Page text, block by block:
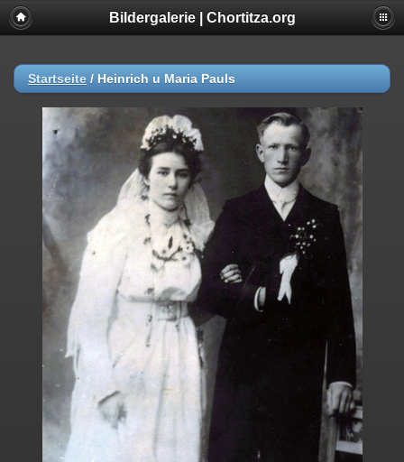
Bildergalerie | Chortitza.org
Startseite / Heinrich u Maria Pauls